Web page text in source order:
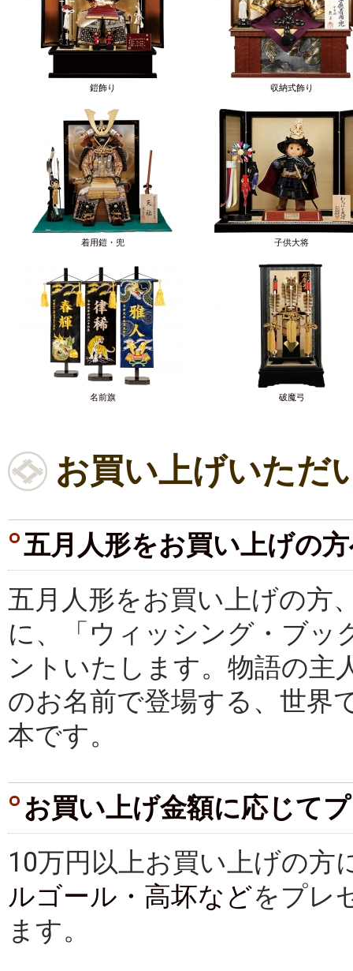
鎧飾り 収納式飾り
着用鎧・兜 子供大将
名前旗 破魔弓
お買い上げいただ
五月人形をお買い上げの
五月人形をお買い上げの方
に、「ウィッシング・ブッ
ントいたします。物語の主
のお名前で登場する、世界
本です。
お買い上げ金額に応じて
10万円以上お買い上げの方
ルゴール・高坏などをプレ
ます。